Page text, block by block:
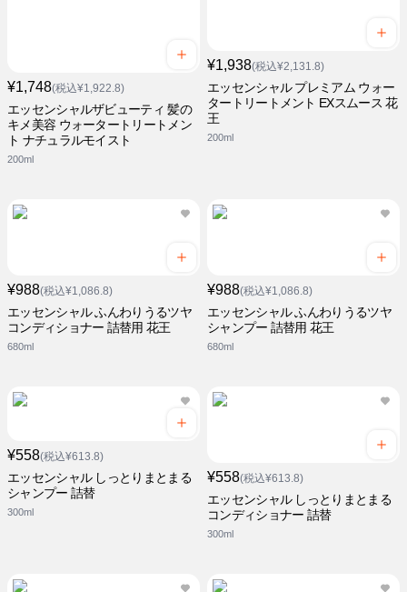
¥1,748(税込¥1,922.8)
エッセンシャルザビューティ 髪の
キメ美容 ウォータートリートメン
ト ナチュラルモイスト
200ml
¥1,938(税込¥2,131.8)
エッセンシャル プレミアム ウォー
タートリートメント EXスムース 花
王
200ml
¥988(税込¥1,086.8)
エッセンシャル ふんわりうるツヤ
コンディショナー 詰替用 花王
680ml
¥988(税込¥1,086.8)
エッセンシャル ふんわりうるツヤ
シャンプー 詰替用 花王
680ml
¥558(税込¥613.8)
エッセンシャル しっとりまとまる
シャンプー 詰替
300ml
¥558(税込¥613.8)
エッセンシャル しっとりまとまる
コンディショナー 詰替
300ml